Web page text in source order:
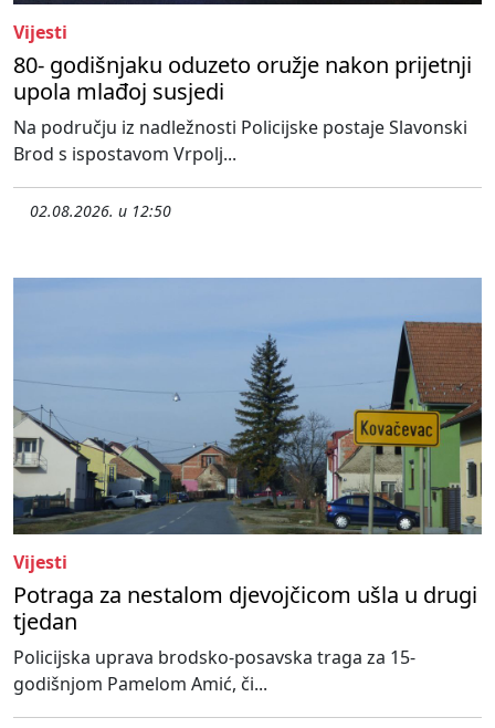
Vijesti
80- godišnjaku oduzeto oružje nakon prijetnji
upola mlađoj susjedi
Na području iz nadležnosti Policijske postaje Slavonski
Brod s ispostavom Vrpolj...
02.08.2026. u 12:50
Vijesti
Potraga za nestalom djevojčicom ušla u drugi
tjedan
Policijska uprava brodsko-posavska traga za 15-
godišnjom Pamelom Amić, či...